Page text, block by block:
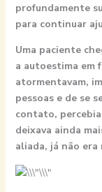
profundamente
para continuar
Uma paciente
a autoestima em
atormentavam,
pessoas e de se
contato,
deixava ainda
aliada, já não era